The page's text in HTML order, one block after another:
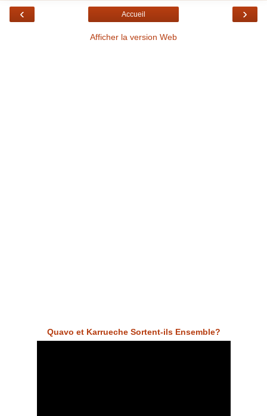
‹ ›
Accueil
Afficher la version Web
Quavo et Karrueche Sortent-ils Ensemble?